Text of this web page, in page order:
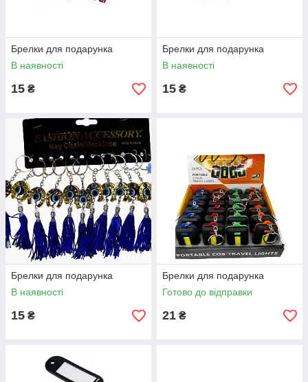
Брелки для подарунка
В наявності
15 ₴
Брелки для подарунка
В наявності
15 ₴
Брелки для подарунка
В наявності
15 ₴
Брелки для подарунка
Готово до відправки
21 ₴